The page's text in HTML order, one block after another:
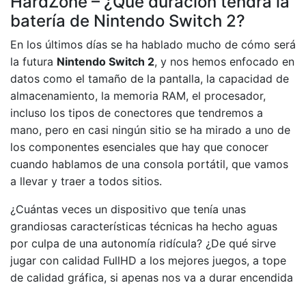
batería de Nintendo Switch 2?
En los últimos días se ha hablado mucho de cómo será
la futura Nintendo Switch 2, y nos hemos enfocado en
datos como el tamaño de la pantalla, la capacidad de
almacenamiento, la memoria RAM, el procesador,
incluso los tipos de conectores que tendremos a
mano, pero en casi ningún sitio se ha mirado a uno de
los componentes esenciales que hay que conocer
cuando hablamos de una consola portátil, que vamos
a llevar y traer a todos sitios.
¿Cuántas veces un dispositivo que tenía unas
grandiosas características técnicas ha hecho aguas
por culpa de una autonomía ridícula? ¿De qué sirve
jugar con calidad FullHD a los mejores juegos, a tope
de calidad gráfica, si apenas nos va a durar encendida